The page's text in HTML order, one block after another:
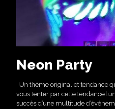
Neon Party
Un thème original et tendance
vous tenter par cette tendance
succès d’une multitude